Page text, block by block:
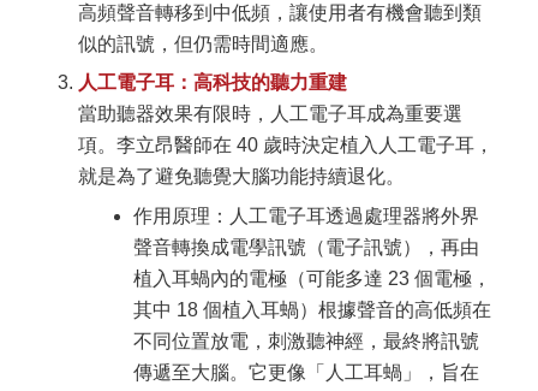
高頻聲音轉移到中低頻，讓使用者有機會聽到類
似的訊號，但仍需時間適應。
人工電子耳：高科技的聽力重建
當助聽器效果有限時，人工電子耳成為重要選
項。李立昂醫師在 40 歲時決定植入人工電子耳，
就是為了避免聽覺大腦功能持續退化。
作用原理：人工電子耳透過處理器將外界
聲音轉換成電學訊號（電子訊號），再由
植入耳蝸內的電極（可能多達 23 個電極，
其中 18 個植入耳蝸）根據聲音的高低頻在
不同位置放電，刺激聽神經，最終將訊號
傳遞至大腦。它更像「人工耳蝸」，旨在